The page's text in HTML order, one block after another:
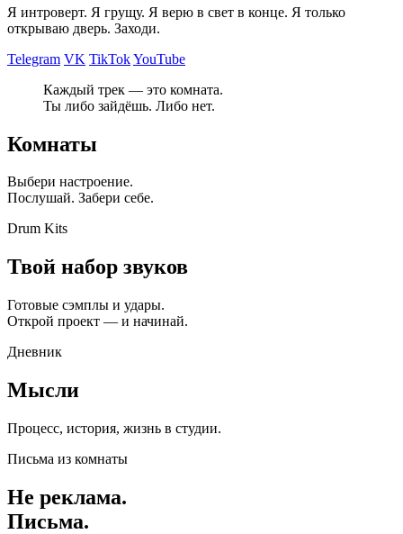
Я интроверт. Я грущу. Я верю в свет в конце. Я только
открываю дверь. Заходи.
Telegram VK TikTokYouTube
Каждый трек — это комната.
Ты либо зайдёшь. Либо нет.
Комнаты
Выбери настроение.
Послушай. Забери себе.
Drum Kits
Твой набор звуков
Готовые сэмплы и удары.
Открой проект — и начинай.
Дневник
Мысли
Процесс, история, жизнь в студии.
Письма из комнаты
Не реклама.
Письма.